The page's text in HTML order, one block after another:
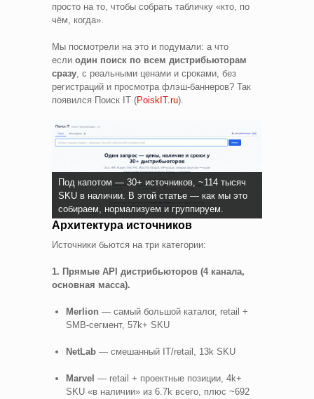
просто на то, чтобы собрать табличку «кто, по
чём, когда».
Мы посмотрели на это и подумали: а что
если один поиск по всем дистрибьюторам
сразу , с реальными ценами и сроками, без
регистраций и просмотра флэш-баннеров? Так
появился Поиск IT (PoiskIT.ru).
Под капотом — 30+ источников, ~114 тысяч
SKU в наличии. В этой статье — как мы это
собираем, нормализуем и группируем.
Архитектура источников
Источники бьются на три категории:
1. Прямые API дистрибьюторов (4 канала,
основная масса).
Merlion — самый большой каталог, retail +
SMB-сегмент, 57k+ SKU
NetLab — смешанный IT/retail, 13k SKU
Marvel — retail + проектные позиции, 4k+
SKU «в наличии» из 6.7k всего, плюс ~692